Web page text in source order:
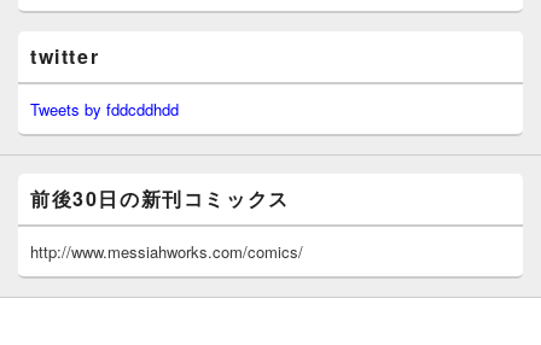
twitter
Tweets by fddcddhdd
前後30日の新刊コミックス
http://www.messiahworks.com/comics/